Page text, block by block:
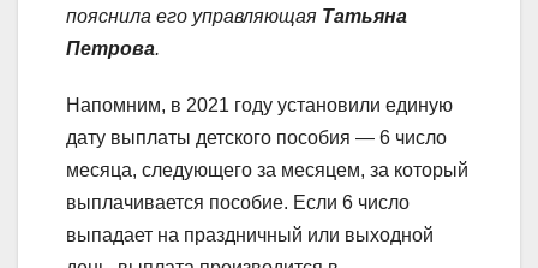
пояснила его управляющая Татьяна
Петрова.
Напомним, в 2021 году установили единую
дату выплаты детского пособия — 6 число
месяца, следующего за месяцем, за который
выплачивается пособие. Если 6 число
выпадает на праздничный или выходной